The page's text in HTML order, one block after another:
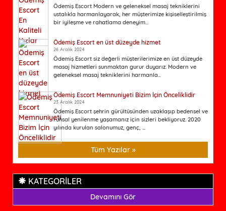
Ödemiş Escort Modern ve geleneksel masaj tekniklerini
ustalıkla harmanlayarak, her müşterimize kişiselleştirilmiş
bir iyileşme ve rahatlama deneyim...
Ödemiş Escort en üst düzeyde hizmet
26 Aralık 2024
Ödemiş Escort siz değerli müşterilerimize en üst düzeyde
masaj hizmetleri sunmaktan gurur duyarız. Modern ve
geleneksel masaj tekniklerini harmanla...
Ödemiş Escort Memnuniyeti Bizim İçin Önceliklidir
23 Aralık 2024
Ödemiş Escort şehrin gürültüsünden uzaklaşıp bedensel ve
ruhsal yenilenme yaşamanız için sizleri bekliyoruz. 2020
yılında kurulan salonumuz, genç, ...
Tüm Yazılar »
KATEGORİLER
Devamını Gör